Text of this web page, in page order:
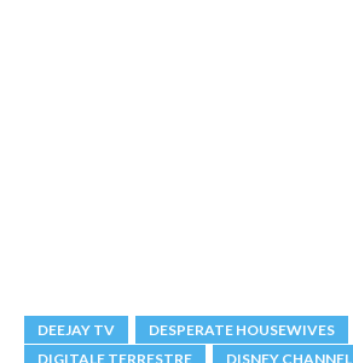
DEEJAY TV
DESPERATE HOUSEWIVES
DIGITALE TERRESTRE
DISNEY CHANNEL